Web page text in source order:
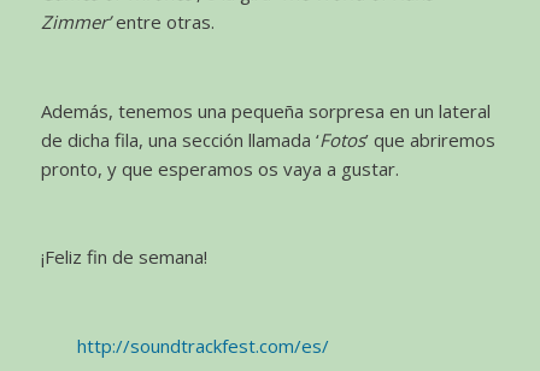
Zimmer’entre otras.
Además, tenemos una pequeña sorpresa en un lateral
de dicha fila, una sección llamada ‘Fotos’ que abriremos
pronto, y que esperamos os vaya a gustar.
¡Feliz fin de semana!
http://soundtrackfest.com/es/